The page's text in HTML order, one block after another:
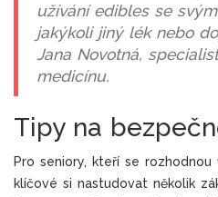
užívání edibles se
jakýkoli jiný lék nebo
Jana Novotná,
medicínu.
Tipy na
Pro seniory, kteří se
klíčové si nastudovat několik